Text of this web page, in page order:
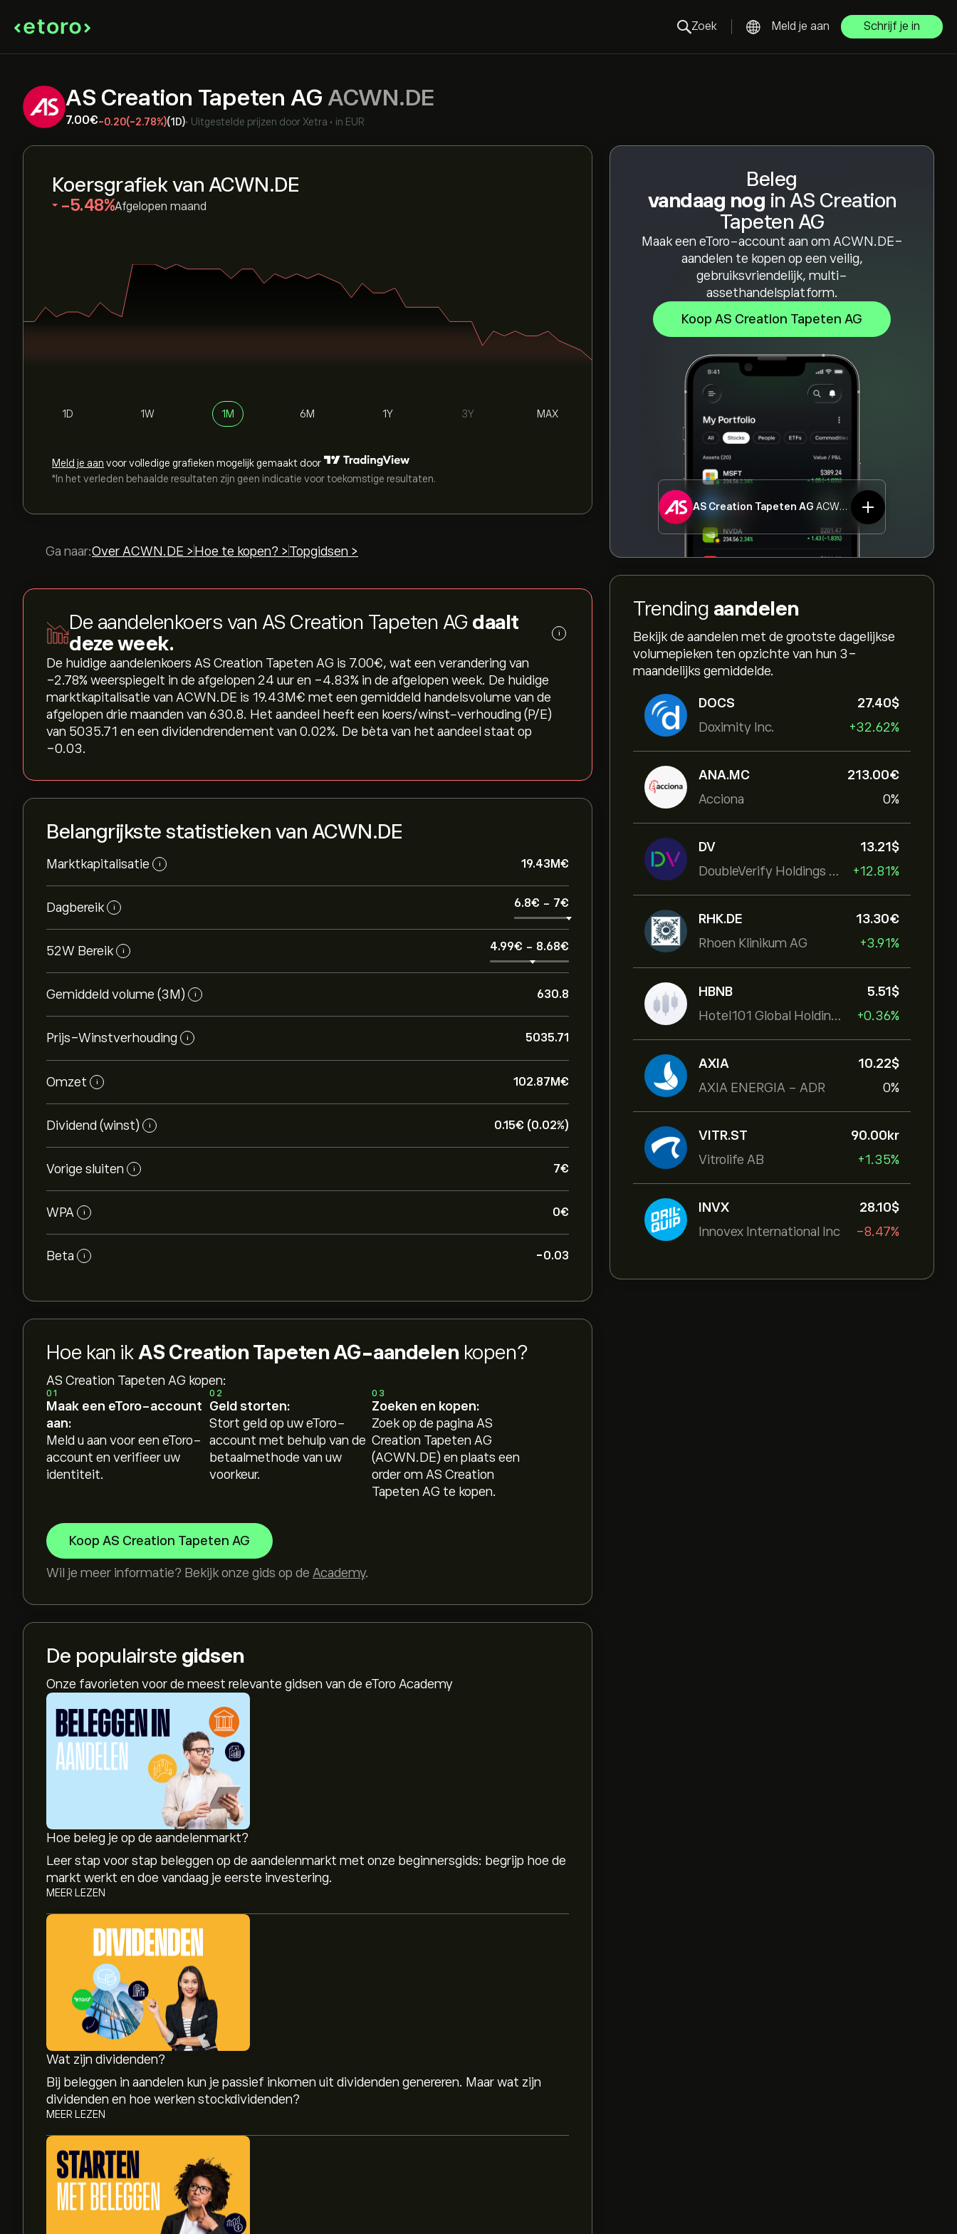
Zoek Meld je aan Schrijf je in
AS Creation Tapeten AG ACWN.DE
7.00‎€‎-0.20(-2.78%)(1D)• Uitgestelde prijzen door Xetra • in EUR
Beleg
vandaag nog in AS Creation
Tapeten AG
Maak een eToro-account aan om ACWN.DE-
aandelen te kopen op een veilig,
gebruiksvriendelijk, multi-
assethandelsplatform.
Koop AS Creation Tapeten AG
AS Creation Tapeten AG ACWN.DE
Trending aandelen
Bekijk de aandelen met de grootste dagelijkse
volumepieken ten opzichte van hun 3-
maandelijks gemiddelde.
DOCS
Doximity Inc.
27.40‎$‎
+32.62%
ANA.MC
Acciona
213.00‎€‎
0%
DV
DoubleVerify Holdings Inc
13.21‎$‎
+12.81%
RHK.DE
Rhoen Klinikum AG
13.30‎€‎
+3.91%
HBNB
Hotel101 Global Holdings Corp
5.51‎$‎
+0.36%
AXIA
AXIA ENERGIA - ADR
10.22‎$‎
0%
VITR.ST
Vitrolife AB
90.00‎kr‎
+1.35%
INVX
Innovex International Inc
28.10‎$‎
-8.47%
Koersgrafiek van ACWN.DE
‎-5.48‎ Afgelopen maand
1D 1W 1M 6M 1Y 3Y MAX
Meld je aan voor volledige grafieken mogelijk gemaakt door
*In het verleden behaalde resultaten zijn geen indicatie voor toekomstige resultaten.
Ga naar:Over ACWN.DE > Hoe te kopen? > Topgidsen >
De aandelenkoers van AS Creation Tapeten AG daalt
deze week.
i
De huidige aandelenkoers AS Creation Tapeten AG is 7.00‎€‎, wat een verandering van
‎-2.78‎% weerspiegelt in de afgelopen 24 uur en ‎-4.83‎% in de afgelopen week. De huidige
marktkapitalisatie van ACWN.DE is 19.43M‎€‎ met een gemiddeld handelsvolume van de
afgelopen drie maanden van 630.8. Het aandeel heeft een koers/winst-verhouding (P/E)
van 5035.71 en een dividendrendement van 0.02%. De bèta van het aandeel staat op
-0.03.
Belangrijkste statistieken van ACWN.DE
Marktkapitalisatie i 19.43M‎€‎
Dagbereik i 6.8‎€‎ - 7‎€‎
52W Bereik i 4.99‎€‎ - 8.68‎€‎
Gemiddeld volume (3M) i 630.8
Prijs-Winstverhouding i 5035.71
Omzet i 102.87M‎€‎
Dividend (winst) i 0.15‎€‎ (0.02%)
Vorige sluiten i 7‎€‎
WPA i 0‎€‎
Beta i -0.03
Hoe kan ik AS Creation Tapeten AG-aandelenkopen?
AS Creation Tapeten AG kopen:
01
Maak een eToro-account
aan:
Meld u aan voor een eToro-
account en verifieer uw
identiteit.
02
Geld storten:
Stort geld op uw eToro-
account met behulp van de
betaalmethode van uw
voorkeur.
03
Zoeken en kopen:
Zoek op de pagina AS
Creation Tapeten AG
(ACWN.DE) en plaats een
order om AS Creation
Tapeten AG te kopen.
Koop AS Creation Tapeten AG
Wil je meer informatie? Bekijk onze gids op de Academy.
De populairste gidsen
Onze favorieten voor de meest relevante gidsen van de eToro Academy
Hoe beleg je op de aandelenmarkt?
Leer stap voor stap beleggen op de aandelenmarkt met onze beginnersgids: begrijp hoe de
markt werkt en doe vandaag je eerste investering.
MEER LEZEN
Wat zijn dividenden?
Bij beleggen in aandelen kun je passief inkomen uit dividenden genereren. Maar wat zijn
dividenden en hoe werken stockdividenden?
MEER LEZEN
De huidige koers van ACWN.DE is 7.00‎€‎.